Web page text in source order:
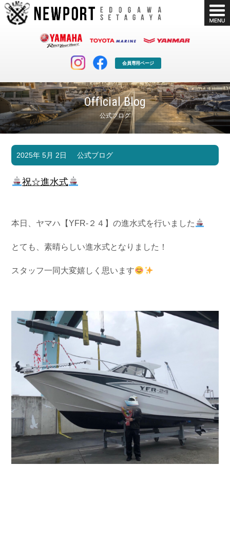
会員専用ページ
Official Blog
公式ブログ
マリンクラブ
マリンライフを堪能したい！
ボート販売
ボート免許
長年の実績と信頼！
Blog
お問い合わせ
Contact us
採用情報
2025年 5月 2日 公式ブログ
祝☆進水式
本日、ヤマハ【YFR-２４ 】の進水式を行いました
とても、素晴らしい進水式となりました！
スタッフ一同大変嬉しく思います